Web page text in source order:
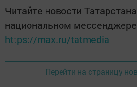
Читайте новости
национальном
https://max.ru/tatmedia
Перейти на страницу